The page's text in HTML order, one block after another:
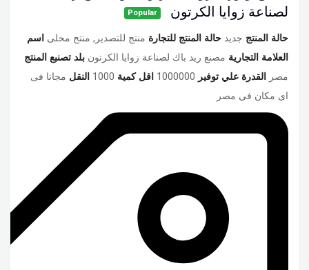
لصناعة زوايا الكرتون
Popular
حالة المنتج جديد حالة المنتج للتجارة منتج للتصدير, منتج محلى اسم
العلامة التجارية مصنع ريد باك لصناعة زوايا الكرتون بلد تصنبع المنتج
مصر
القدرة علي توفير 1000000 اقل كمية 1000 النقل مجانا فى
اى مكان فى مصر